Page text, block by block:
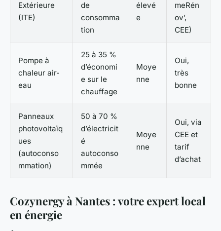
Extérieure
(ITE)
de
consomma
tion
élevé
e
meRén
ov’,
CEE)
Pompe à
chaleur air-
eau
25 à 35 %
d’économi
e sur le
chauffage
Moye
nne
Oui,
très
bonne
Panneaux
photovoltaïq
ues
(autoconso
mmation)
50 à 70 %
d’électricit
é
autoconso
mmée
Moye
nne
Oui, via
CEE et
tarif
d’achat
Cozynergy à Nantes : votre expert local
en énergie